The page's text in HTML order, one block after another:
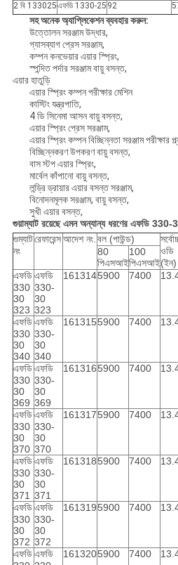
2 বি 133025এফডি 1330-25 92
সহ অনেক অ্যাপ্লিকেশন ব্যবহার করুন:
উত্তোলন সরঞ্জাম উদ্ধার,
গ্যাসব্যাগ প্রেস সরঞ্জাম,
কম্পন কনভেয়ার এয়ার স্প্রিং,
স্পন্দিত পর্দার সরঞ্জাম বায়ু বসন্ত,
এয়ার হাতুড়ি
এয়ার স্প্রিং কম্পন পরীক্ষার মেশিন
কাস্টিং যন্ত্রপাতি,
4 ডি সিনেমা আসন বায়ু বসন্ত,
এয়ার স্প্রিং প্রেস সরঞ্জাম,
এয়ার স্প্রিং কম্পন বিচ্ছিন্নতা সরঞ্জাম পরীক্ষার
বিচ্ছিন্নকরণ উপকরণ বায়ু বসন্ত,
বাস স্টপ এয়ার স্প্রিং,
মার্বেল কাঁপানো বায়ু বসন্ত,
লন্ড্রি ড্রায়ার এয়ার বসন্ত সরঞ্জাম,
বিনোদনমূলক সরঞ্জাম, বায়ু বসন্ত,
সুখী এয়ার বসন্ত,
গুয়াম্যাট রয়েছে এমন অন্যান্য ধরণের এফডি 330-
গুম্যাট
নং
রেফারেন্সআদেশ নং.বল (পাউন্ড)
ওডি
(ইন)
80
পিএসআই
100
পিএসআই
এফডি
330
30
323
এফডি
330-
30
323
1613145900 7400
এফডি
330
30
340
এফডি
330-
30
340
1613155900 7400
এফডি
330
30
369
এফডি
330-
30
369
1613165900 7400
এফডি
330
30
370
এফডি
330-
30
370
1613175900 7400
এফডি
330
30
371
এফডি
330-
30
371
1613185900 7400
এফডি
330
30
372
এফডি
330-
30
372
1613195900 7400
এফডিএফডি
1613205900 7400